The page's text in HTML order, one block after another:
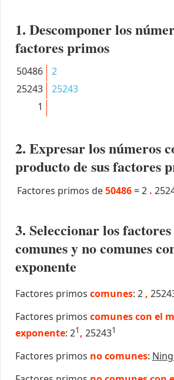
1. Descomponer los
factores primos
50486
2
25243
25243
1
2. Expresar los números
producto de sus factores
Factores primos de50486 =2 .
3. Seleccionar los
comunes y no comunes
exponente
Factores primos comunes: 2 ,
Factores primos comunes con el
exponente: 21 , 252431
Factores primos no comunes: